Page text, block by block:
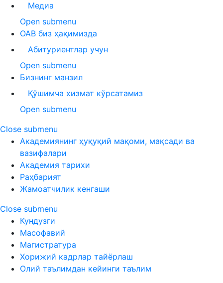
Медиа
Open submenu
ОАВ биз ҳақимизда
Абитуриентлар учун
Open submenu
Бизнинг манзил
Қўшимча хизмат кўрсатамиз
Open submenu
Close submenu
Академиянинг ҳуқуқий мақоми, мақсади ва
вазифалари
Академия тарихи
Раҳбарият
Жамоатчилик кенгаши
Close submenu
Кундузги
Масофавий
Магистратура
Хорижий кадрлар тайёрлаш
Олий таълимдан кейинги таълим